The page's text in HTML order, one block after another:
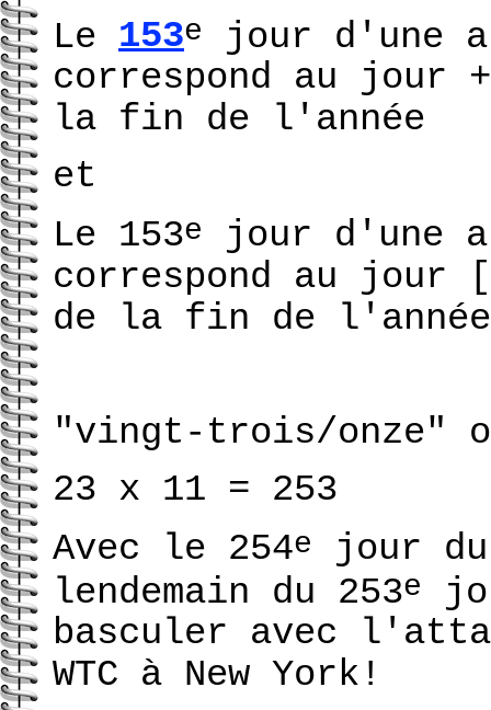
Le 153e
jour d'une
correspond au jour
la fin de l'année
et
Le 153e
jour d'une
correspond au jour
de la fin de l'année
"vingt-trois/onze"
23 x 11 = 253
Avec le 254e
jour
lendemain du 253e
basculer avec
WTC à New York!